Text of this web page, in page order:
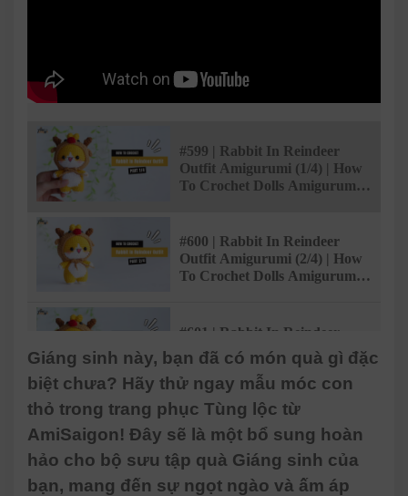
#599 | Rabbit In Reindeer
Outfit Amigurumi (1/4) | How
To Crochet Dolls Amigurumi |
#600 | Rabbit In Reindeer
Outfit Amigurumi (2/4) | How
To Crochet Dolls Amigurumi |
#601 | Rabbit In Reindeer
Outfit Amigurumi (3/4) | How
To Crochet Dolls Amigurumi |
@AmiSaigon
#602 | Rabbit In Reindeer
Outfit Amigurumi (4/4) | How
To Crochet Dolls Amigurumi |
@AmiSaigon
Giáng sinh này, bạn đã có món quà gì đặc
biệt chưa? Hãy thử ngay mẫu móc con
thỏ trong trang phục Tùng lộc từ
AmiSaigon! Đây sẽ là một bổ sung hoàn
hảo cho bộ sưu tập quà Giáng sinh của
bạn, mang đến sự ngọt ngào và ấm áp